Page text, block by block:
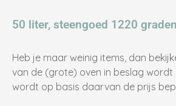
50 liter, steengoed 1220 graden
Heb je maar weinig items, dan
van de (grote) oven in beslag wordt
wordt op basis daarvan de prijs